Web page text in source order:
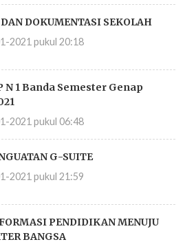
DOKUMENTASI SEKOLAH
2021 pukul 20:18
N 1 Banda Semester Genap
2021 pukul 06:48
G-SUITE
2021 pukul 21:59
PENDIDIKAN MENUJU
BANGSA